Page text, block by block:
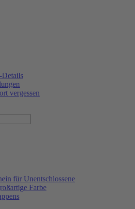
vergessen
für Unentschlossene
Farbe